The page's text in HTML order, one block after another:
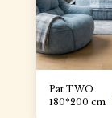
Pat TWO
180*200 cm